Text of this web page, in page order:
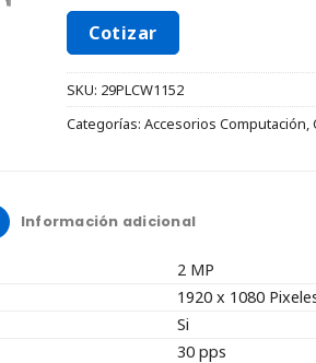
Cotizar
SKU: 29PLCW1152
Categorías: Accesorios Computación,
Información adicional
2 MP
1920 x 1080
Si
30 pps